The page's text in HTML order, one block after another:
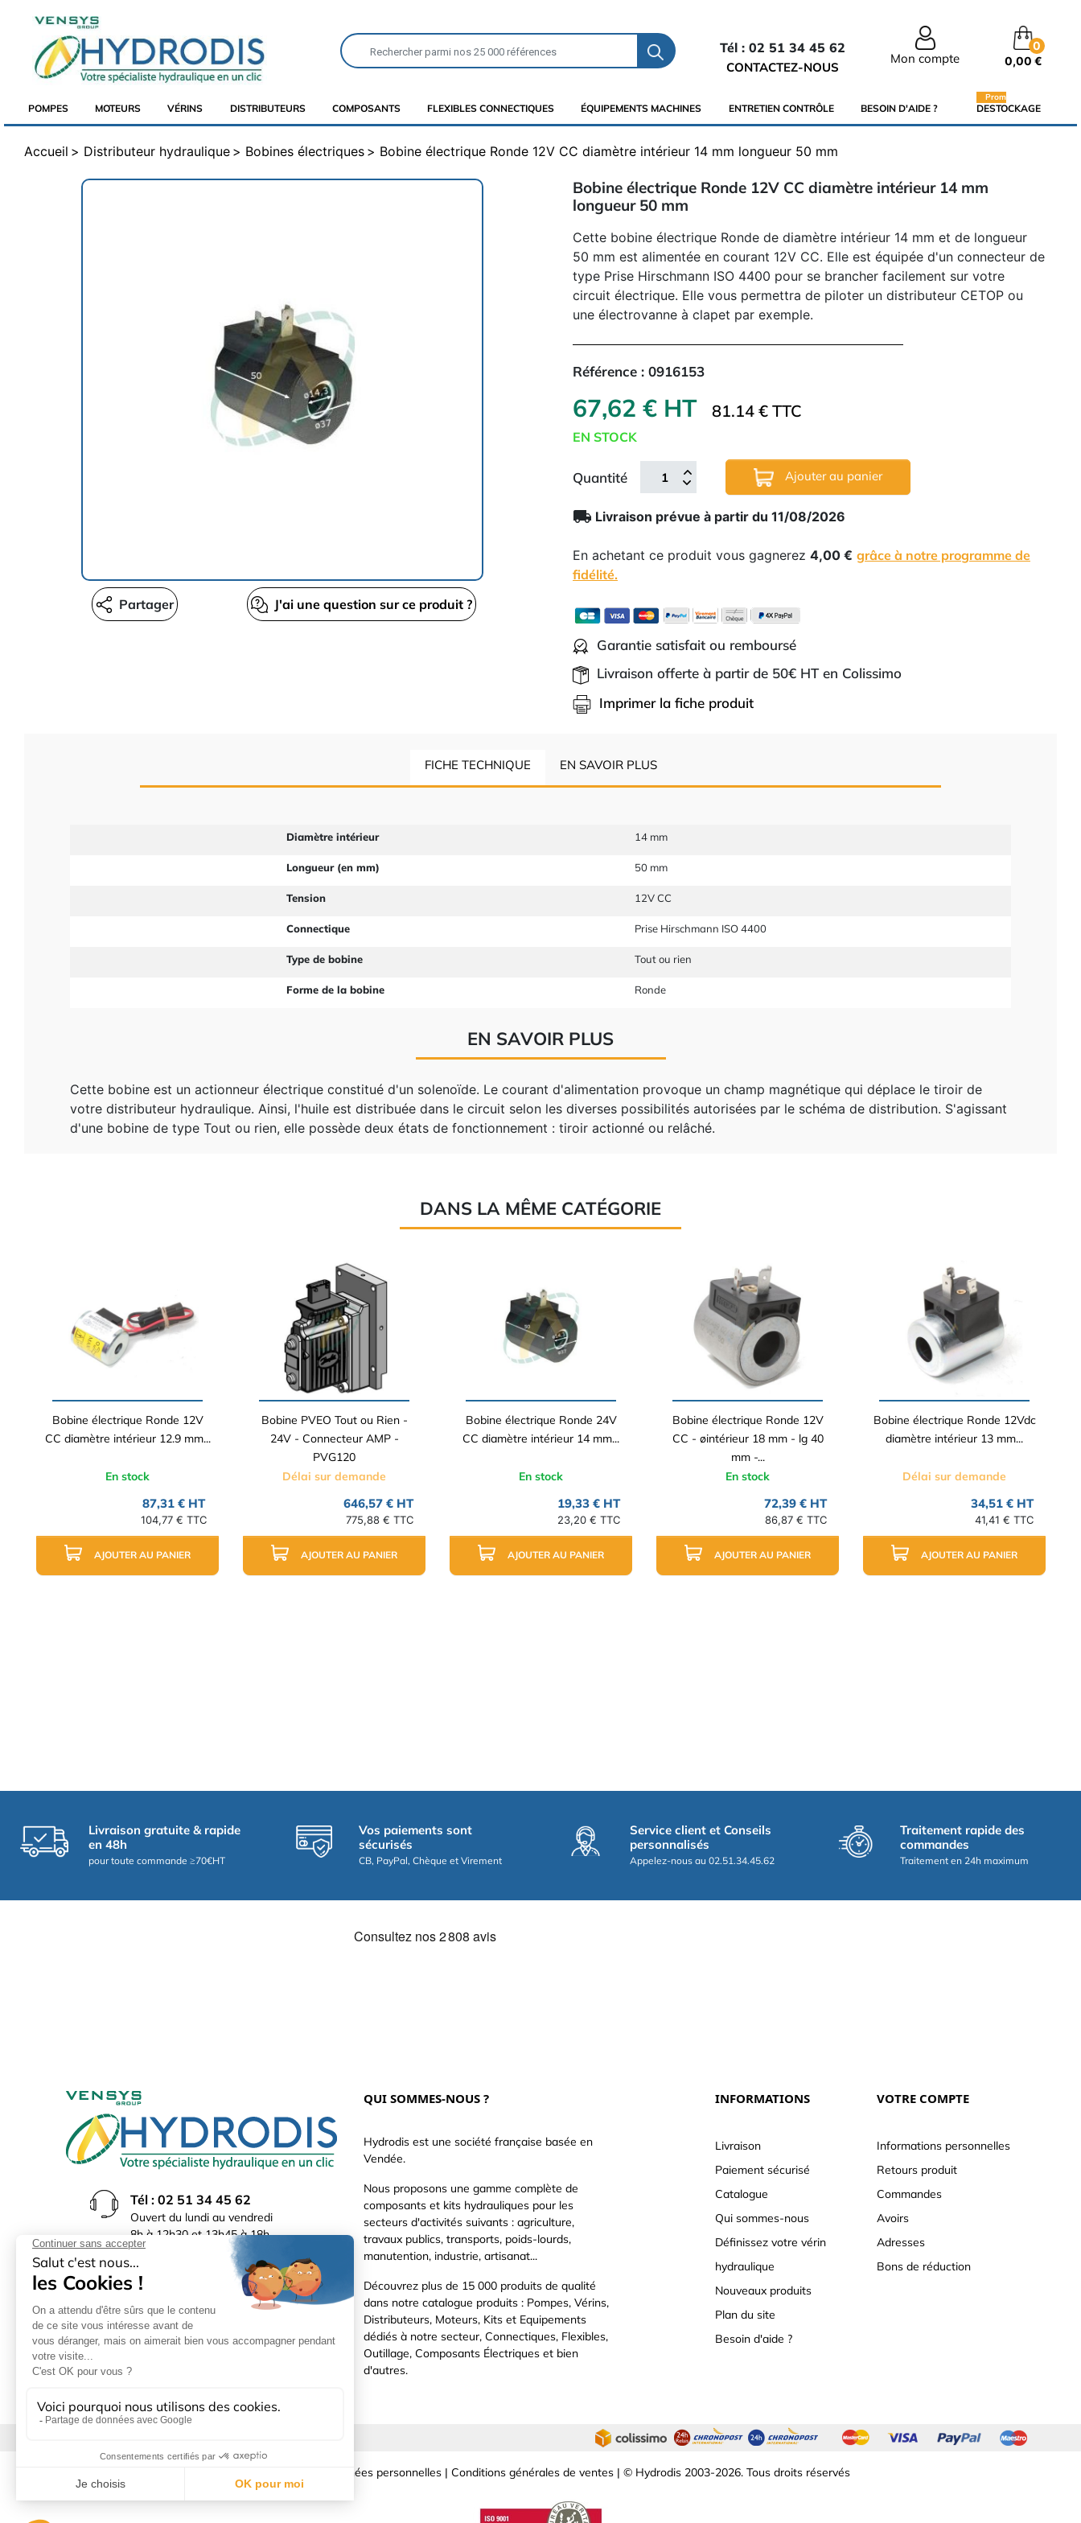
Tél : 02 51 34 45 62
CONTACTEZ-NOUS
Mon compte
0
0,00 €
POMPES MOTEURS VÉRINS DISTRIBUTEURS COMPOSANTS FLEXIBLES CONNECTIQUES ÉQUIPEMENTS MACHINES ENTRETIEN CONTRÔLE BESOIN D'AIDE ? DESTOCKAGE
Promo
Accueil Distributeur hydraulique Bobines électriques Bobine électrique Ronde 12V CC diamètre intérieur 14 mm longueur 50 mm
J'ai une question sur ce produit ?
Partager
Bobine électrique Ronde 12V CC diamètre intérieur 14 mm
longueur 50 mm
Cette bobine électrique Ronde de diamètre intérieur 14 mm et de longueur
50 mm est alimentée en courant 12V CC. Elle est équipée d'un connecteur de
type Prise Hirschmann ISO 4400 pour se brancher facilement sur votre
circuit électrique. Elle vous permettra de piloter un distributeur CETOP ou
une électrovanne à clapet par exemple.
Référence : 0916153
67,62 € HT 81.14 € TTC
EN STOCK
Quantité Ajouter au panier
local_shipping Livraison prévue à partir du 11/08/2026
En achetant ce produit vous gagnerez 4,00 € grâce à notre programme de
fidélité.
Garantie satisfait ou remboursé
Livraison offerte à partir de 50€ HT en Colissimo
Imprimer la fiche produit
FICHE TECHNIQUE EN SAVOIR PLUS
Diamètre intérieur 14 mm
Longueur (en mm) 50 mm
Tension 12V CC
Connectique Prise Hirschmann ISO 4400
Type de bobine Tout ou rien
Forme de la bobine Ronde
EN SAVOIR PLUS
Cette bobine est un actionneur électrique constitué d'un solenoïde. Le courant d'alimentation provoque un champ magnétique qui déplace le tiroir de
votre distributeur hydraulique. Ainsi, l'huile est distribuée dans le circuit selon les diverses possibilités autorisées par le schéma de distribution. S'agissant
d'une bobine de type Tout ou rien, elle possède deux états de fonctionnement : tiroir actionné ou relâché.
DANS LA MÊME CATÉGORIE
Bobine électrique Ronde 12V
CC diamètre intérieur 12.9 mm...
En stock
87,31 € HT
104,77 € TTC
AJOUTER AU PANIER
Bobine PVEO Tout ou Rien -
24V - Connecteur AMP -
PVG120
Délai sur demande
646,57 € HT
775,88 € TTC
AJOUTER AU PANIER
Bobine électrique Ronde 24V
CC diamètre intérieur 14 mm...
En stock
19,33 € HT
23,20 € TTC
AJOUTER AU PANIER
Bobine électrique Ronde 12V
CC - øintérieur 18 mm - lg 40
mm -...
En stock
72,39 € HT
86,87 € TTC
AJOUTER AU PANIER
Bobine électrique Ronde 12Vdc
diamètre intérieur 13 mm...
Délai sur demande
34,51 € HT
41,41 € TTC
AJOUTER AU PANIER
Livraison gratuite & rapide
en 48h
pour toute commande ≥70€HT
Vos paiements sont
sécurisés
CB, PayPal, Chèque et Virement
Service client et Conseils
personnalisés
Appelez-nous au 02.51.34.45.62
Traitement rapide des
commandes
Traitement en 24h maximum
Tél : 02 51 34 45 62
Ouvert du lundi au vendredi
8h à 12h30 et 13h45 à 18h
(17h30 le vendredi)
Rue du Bocage La Ribotière
85170 Le Poiré sur Vie
QUI SOMMES-NOUS ?
Hydrodis est une société française basée en
Vendée.
Nous proposons une gamme complète de
composants et kits hydrauliques pour les
secteurs d'activités suivants : agriculture,
travaux publics, transports, poids-lourds,
manutention, industrie, artisanat...
Découvrez plus de 15 000 produits de qualité
dans notre catalogue produits : Pompes, Vérins,
Distributeurs, Moteurs, Kits et Equipements
dédiés à notre secteur, Connectiques, Flexibles,
Outillage, Composants Électriques et bien
d'autres.
INFORMATIONS
Livraison
Paiement sécurisé
Catalogue
Qui sommes-nous
Définissez votre vérin
hydraulique
Nouveaux produits
Plan du site
Besoin d'aide ?
VOTRE COMPTE
Informations personnelles
Retours produit
Commandes
Avoirs
Adresses
Bons de réduction
Données personnelles | Conditions générales de ventes | © Hydrodis 2003-2026. Tous droits réservés